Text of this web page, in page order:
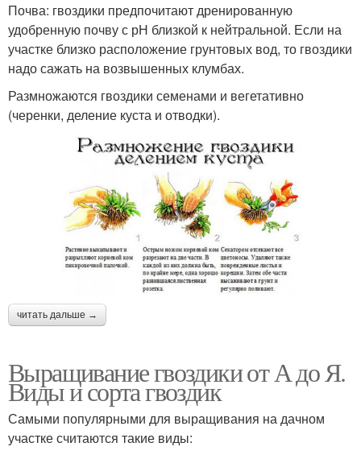
Почва: гвоздики предпочитают дренированную
удобренную почву с рН близкой к нейтральной. Если на
участке близко расположение грунтовых вод, то гвоздики
надо сажать на возвышенных клумбах.
Размножаются гвоздики семенами и вегетативно
(черенки, деление куста и отводки).
читать дальше →
Выращивание гвоздики от А до Я.
Виды и сорта гвоздик
Самыми популярными для выращивания на дачном
участке считаются такие виды: